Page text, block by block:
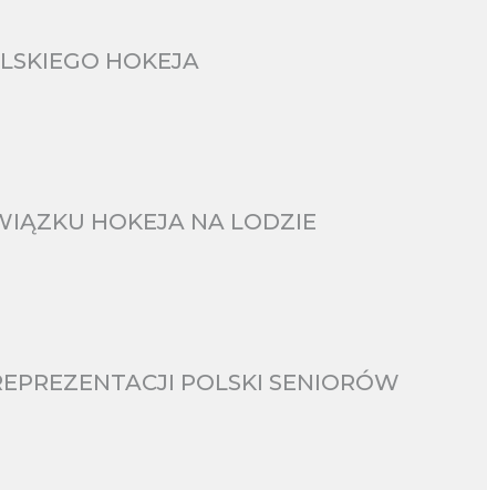
HOKEJA
HOKEJA NA LODZIE
POLSKI SENIORÓW